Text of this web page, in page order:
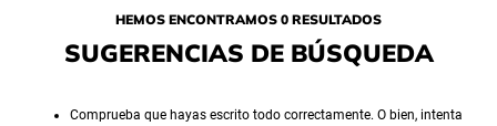
HEMOS ENCONTRAMOS 0 RESULTADOS
SUGERENCIAS DE BÚSQUEDA
Comprueba que hayas escrito todo correctamente. O bien, intenta